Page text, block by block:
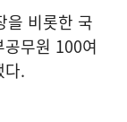
을 비롯한 국
무원 100여
다.